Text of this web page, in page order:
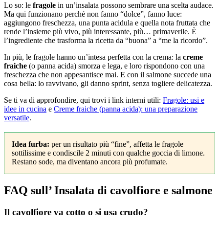
Lo so: le fragole in un’insalata possono sembrare una scelta audace.
Ma qui funzionano perché non fanno “dolce”, fanno luce:
aggiungono freschezza, una punta acidula e quella nota fruttata che
rende l’insieme più vivo, più interessante, più… primaverile. È
l’ingrediente che trasforma la ricetta da “buona” a “me la ricordo”.
In più, le fragole hanno un’intesa perfetta con la crema: la creme
fraiche (o panna acida) smorza e lega, e loro rispondono con una
freschezza che non appesantisce mai. E con il salmone succede una
cosa bella: lo ravvivano, gli danno sprint, senza togliere delicatezza.
Se ti va di approfondire, qui trovi i link interni utili: Fragole: usi e
idee in cucina e Creme fraiche (panna acida): una preparazione
versatile.
Idea furba: per un risultato più “fine”, affetta le fragole
sottilissime e condiscile 2 minuti con qualche goccia di limone.
Restano sode, ma diventano ancora più profumate.
FAQ sull’ Insalata di cavolfiore e salmone
Il cavolfiore va cotto o si usa crudo?